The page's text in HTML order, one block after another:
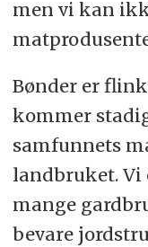
men vi kan
Bønder er
kommer
samfunnets
landbruket. Vi
mange
bevare